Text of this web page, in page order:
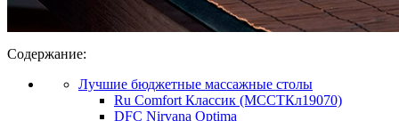
Содержание:
Лучшие бюджетные массажные столы
Ru Comfort Классик (МССТКл19070)
DFC Nirvana Optima